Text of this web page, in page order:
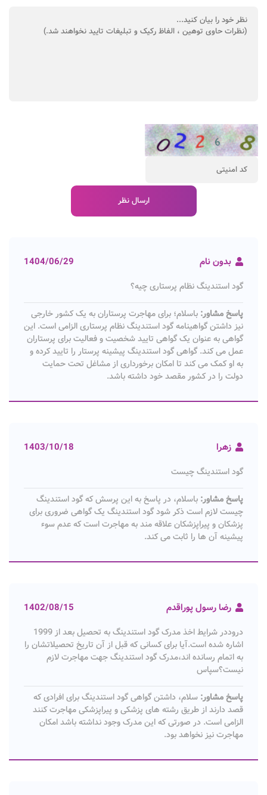
بدون نام 1404/06/29
گود استندینگ نظام پرستاری چیه؟
پاسخ مشاور: باسلام؛ برای مهاجرت پرستاران به یک کشور خارجی
نیز داشتن گواهینامه گود استندینگ نظام پرستاری الزامی است. این
گواهی به عنوان یک گواهی تایید شخصیت و فعالیت برای پرستاران
عمل می کند. گواهی گود استندینگ پیشینه پرستار را تایید کرده و
به او کمک می کند تا امکان برخورداری از مشاغل تحت حمایت
دولت را در کشور مقصد خود داشته باشد.
زهرا 1403/10/18
گود استندینگ چیست
پاسخ مشاور: باسلام، در پاسخ به این پرسش که گود استندینگ
چیست لازم است ذکر شود گود استندینگ یک گواهی ضروری برای
پزشکان و پیراپزشکان علاقه مند به مهاجرت است که عدم سوء
پیشینه آن ها را ثابت می کند.
رضا رسول پوراقدم 1402/08/15
دروددر شرایط اخذ مدرک گود استندینگ به تحصیل بعد از 1999
اشاره شده است.آیا برای کسانی که قبل از آن تاریخ تحصیلاتشان را
به اتمام رسانده اند،مدرک گود استندینگ جهت مهاجرت لازم
نیست؟سپاس
پاسخ مشاور: سلام، داشتن گواهی گود استندینگ برای افرادی که
قصد دارند از طریق رشته های پزشکی و پیراپزشکی مهاجرت کنند
الزامی است. در صورتی که این مدرک وجود نداشته باشد امکان
مهاجرت نیز نخواهد بود.